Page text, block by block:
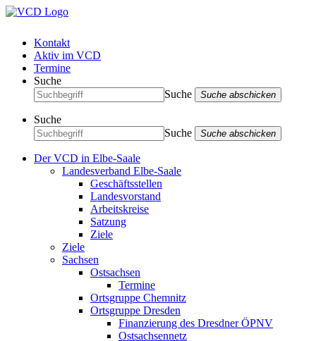
Kontakt
Aktiv im VCD
Termine
Suche
Suche
Suche abschicken
Suche
Suche
Suche abschicken
Der VCD in Elbe-Saale
Landesverband Elbe-Saale
Geschäftsstellen
Landesvorstand
Arbeitskreise
Satzung
Ziele
Ziele
Sachsen
Ostsachsen
Termine
Ortsgruppe Chemnitz
Ortsgruppe Dresden
Finanzierung des Dresdner ÖPNV
Ostsachsennetz